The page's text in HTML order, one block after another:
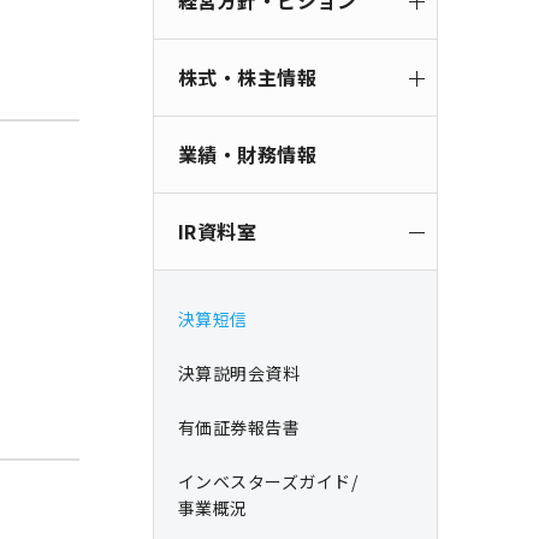
株式・株主情報
業績・財務情報
IR資料室
決算短信
決算説明会資料
有価証券報告書
インベスターズガイド/
事業概況